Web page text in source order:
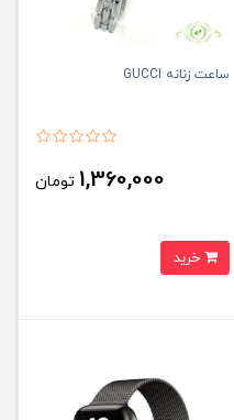
ساعت زنانه GUCCI
1,360,000 تومان